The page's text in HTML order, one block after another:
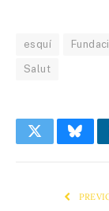
esquí
Salut
Twitter